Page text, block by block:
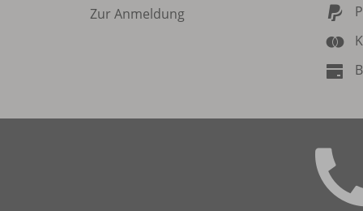
Zur Anmeldung